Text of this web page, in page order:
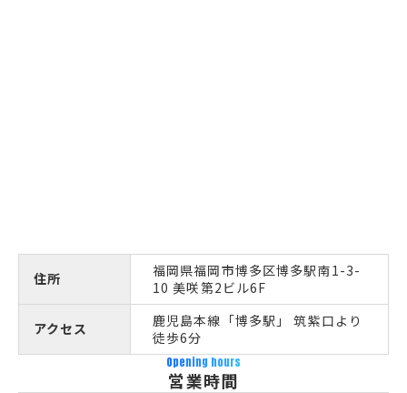
住所
福岡県福岡市博多区博多駅南1-3-
10 美咲第2ビル6F
アクセス
鹿児島本線「博多駅」 筑紫口より
徒歩6分
Opening hours
営業時間